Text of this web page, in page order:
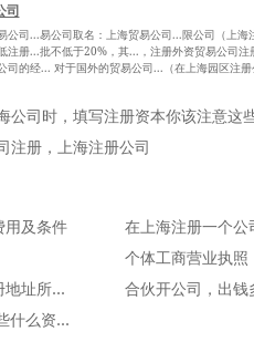
司
公司...易公司取名：上海贸易公司...限公司（上
注册...批不低于20%，其...，注册外资贸易公司
司的经... 对于国外的贸易公司...（在上海园区
公司时，填写注册资本你该注意这
注册，上海注册公司
用及条件
个体工商营业执照
合肥注册公司具体注册地址所在工商所在哪里
2018年注册公司需要些什么资料